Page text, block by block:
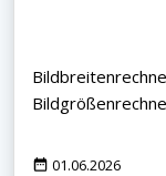
01.06.2026